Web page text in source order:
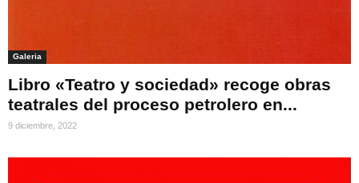
Galeria
Libro «Teatro y sociedad» recoge obras
teatrales del proceso petrolero en...
9 diciembre, 2022